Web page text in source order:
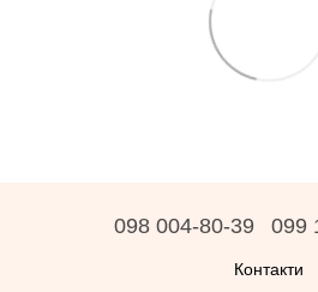
098 004-80-39 099
Контакти